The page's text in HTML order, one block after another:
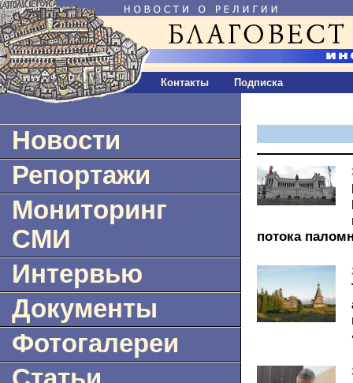
Контакты Подписка
Новости
Репортажи
Мониторинг
СМИ
Интервью
Документы
Фотогалереи
потока